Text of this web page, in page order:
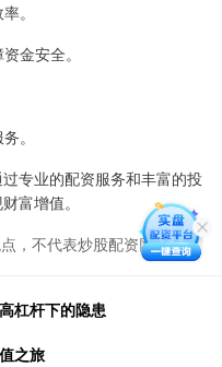
。
金安全。
。
专业的配资服务和丰富的投
富增值。
，不代表炒股配资网站观点
杠杆下的隐患
之旅